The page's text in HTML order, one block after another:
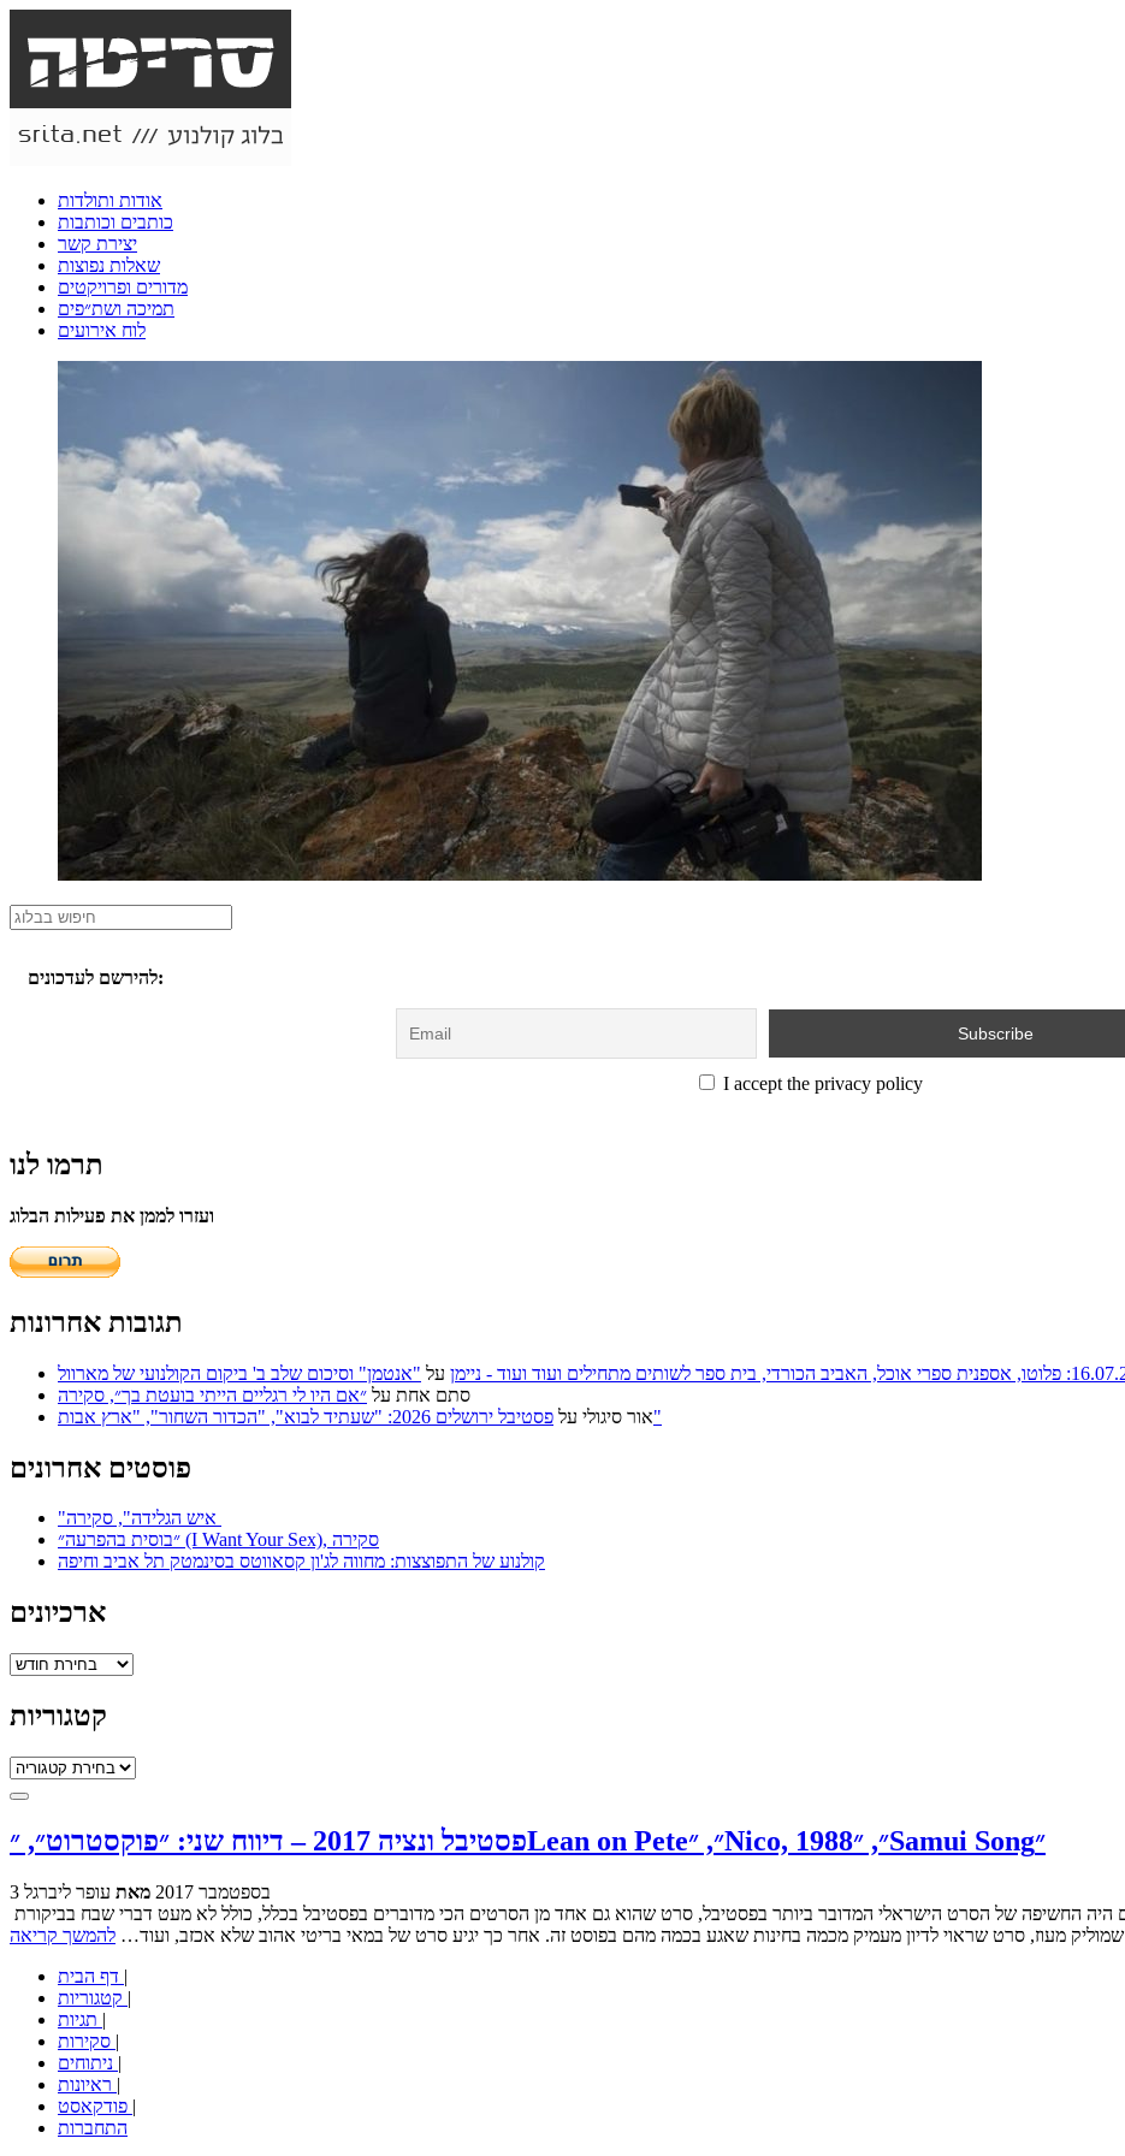
אודות ותולדות
כותבים וכותבות
יצירת קשר
שאלות נפוצות
מדורים ופרויקטים
תמיכה ושת״פים
לוח אירועים
להירשם לעדכונים:
I accept the privacy policy
תרמו לנו
ועזרו לממן את פעילות הבלוג
תגובות אחרונות
על "אנטמן" וסיכום שלב ב' ביקום הקולנועי של מארוול
סתם אחת על ״אם היו לי רגליים הייתי בועטת בך״, סקירה
אור סיגולי על פסטיבל ירושלים 2026: "שעתיד לבוא", "הכדור השחור", "ארץ אבות"
פוסטים אחרונים
״בוסית בהפרעה״ (I Want Your Sex), סקירה
קולנוע של התפוצצות: מחווה לג'ון קסאווטס בסינמטק תל אביב וחיפה
ארכיונים
ארכיונים
קטגוריות
קטגוריות
פסטיבל ונציה 2017 – דיווח שני: ״פוקסטרוט״, ״Lean on Pete״, ״Nico, 1988״, ״Samui Song״
3 בספטמבר 2017 מאת עופר ליברגל
שמוליק מעוז, סרט שראוי לדיון מעמיק מכמה בחינות שאגע בכמה מהם בפוסט זה. אחר כך יגיע סרט של במאי בריטי אהוב שלא אכזב, ועוד… להמשך קריאה
|
|
|
|
|
|
|
התחברות